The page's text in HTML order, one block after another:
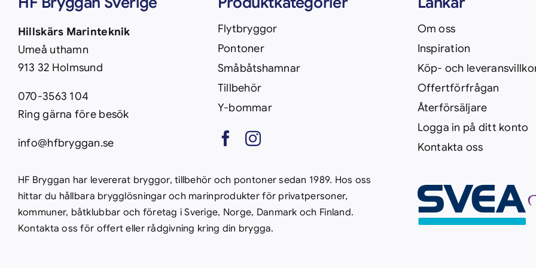
Hillskärs Marinteknik
Umeå uthamn
913 32 Holmsund
070-3563 104
Ring gärna före besök
info@hfbryggan.se
Flytbryggor
Pontoner
Småbåtshamnar
Tillbehör
Y-bommar
Om oss
Inspiration
Köp- och
Offertförfrågan
Återförsäljare
Logga in på ditt konto
Kontakta oss
HF Bryggan har levererat bryggor, tillbehör och pontoner sedan 1989. Hos oss
hittar du hållbara brygglösningar och marinprodukter för privatpersoner,
kommuner, båtklubbar och företag i Sverige, Norge, Danmark och Finland.
Kontakta oss för offert eller rådgivning kring din brygga.